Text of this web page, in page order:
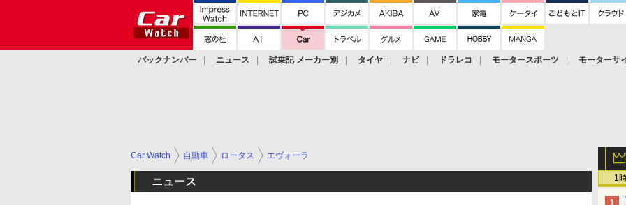
バックナンバー ニュース 試乗記 メーカー別 タイヤ ナビ ドラレコ モータースポーツ モーターサ
1
Car Watch 自動車 ロータス エヴォーラ
ニュース